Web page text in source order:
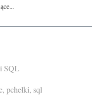
SQL
, pchełki, sql